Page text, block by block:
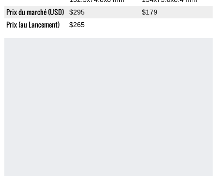
Prix du marché (USD) $295 $179
Prix (au Lancement) $265